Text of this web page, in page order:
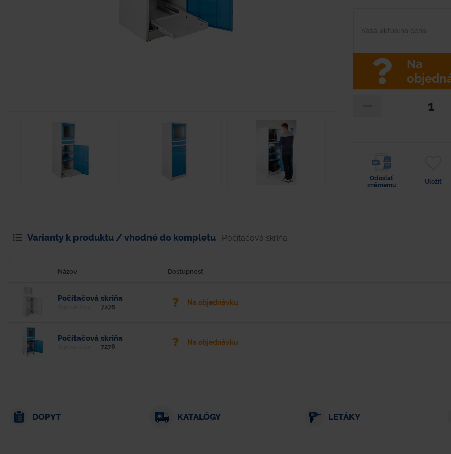
Vaša aktuálna cena
Na
Odoslať
známemu
Uložiť
Varianty k produktu / vhodné do kompletu Počítačová skriňa
Názov Dostupnosť
Počítačová skriňa
7276
Na objednávku
Počítačová skriňa
7278
Na objednávku
DOPYT KATALÓGY LETÁKY